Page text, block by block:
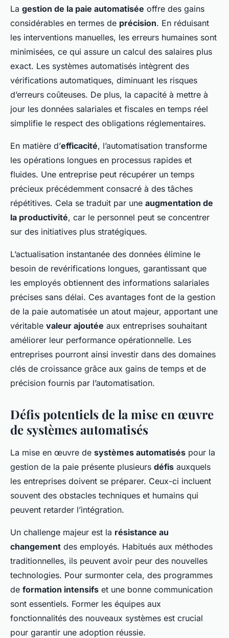
La gestion de la paie automatisée offre des gains
considérables en termes de précision. En réduisant
les interventions manuelles, les erreurs humaines sont
minimisées, ce qui assure un calcul des salaires plus
exact. Les systèmes automatisés intègrent des
vérifications automatiques, diminuant les risques
d’erreurs coûteuses. De plus, la capacité à mettre à
jour les données salariales et fiscales en temps réel
simplifie le respect des obligations réglementaires.
En matière d’efficacité, l’automatisation transforme
les opérations longues en processus rapides et
fluides. Une entreprise peut récupérer un temps
précieux précédemment consacré à des tâches
répétitives. Cela se traduit par une augmentation de
la productivité, car le personnel peut se concentrer
sur des initiatives plus stratégiques.
L’actualisation instantanée des données élimine le
besoin de revérifications longues, garantissant que
les employés obtiennent des informations salariales
précises sans délai. Ces avantages font de la gestion
de la paie automatisée un atout majeur, apportant une
véritable valeur ajoutée aux entreprises souhaitant
améliorer leur performance opérationnelle. Les
entreprises pourront ainsi investir dans des domaines
clés de croissance grâce aux gains de temps et de
précision fournis par l’automatisation.
Défis potentiels de la mise en œuvre
de systèmes automatisés
La mise en œuvre de systèmes automatisés pour la
gestion de la paie présente plusieurs défis auxquels
les entreprises doivent se préparer. Ceux-ci incluent
souvent des obstacles techniques et humains qui
peuvent retarder l’intégration.
Un challenge majeur est la résistance au
changement des employés. Habitués aux méthodes
traditionnelles, ils peuvent avoir peur des nouvelles
technologies. Pour surmonter cela, des programmes
de formation intensifs et une bonne communication
sont essentiels. Former les équipes aux
fonctionnalités des nouveaux systèmes est crucial
pour garantir une adoption réussie.